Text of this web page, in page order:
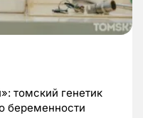
томский генетик
беременности